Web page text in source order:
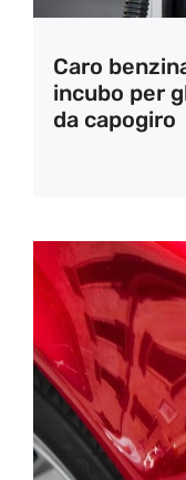
Caro
incubo per
da capogiro